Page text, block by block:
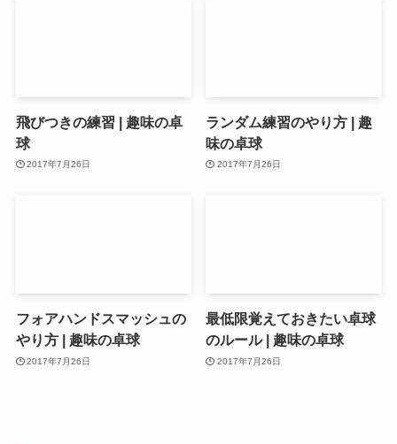
飛びつきの練習 | 趣味の卓
球
2017年7月26日
ランダム練習のやり方 | 趣
味の卓球
2017年7月26日
フォアハンドスマッシュの
やり方 | 趣味の卓球
2017年7月26日
最低限覚えておきたい卓球
のルール | 趣味の卓球
2017年7月26日